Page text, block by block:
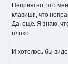
Неприятно, что
клавиши, что
Да, ещё. Я знаю,
плохо.
И хотелось бы